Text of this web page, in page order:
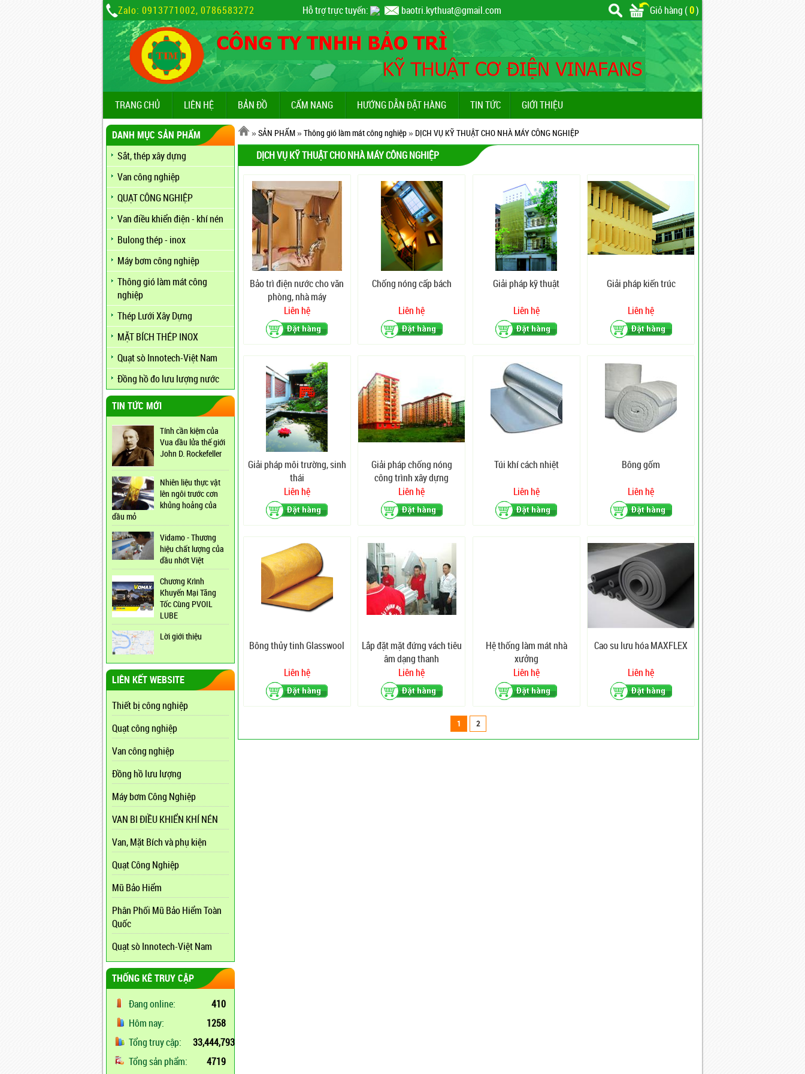
Zalo: 0913771002, 0786583272 Hỗ trợ trực tuyến: baotri.kythuat@gmail.com Giỏ hàng (0)
TRANG CHỦ LIÊN HỆ BẢN ĐỒ CẨM NANG HƯỚNG DẪN ĐẶT HÀNG TIN TỨC GIỚI THIỆU
DANH MỤC SẢN PHẨM
Sắt, thép xây dựng
Van công nghiệp
QUẠT CÔNG NGHIỆP
Van điều khiển điện - khí nén
Bulong thép - inox
Máy bơm công nghiệp
Thông gió làm mát công
nghiệp
Thép Lưới Xây Dựng
MẶT BÍCH THÉP INOX
Quạt sò Innotech-Việt Nam
Đồng hồ đo lưu lượng nước
TIN TỨC MỚI
Tính cần kiệm của
Vua dầu lửa thế giới
John D. Rockefeller
Nhiên liệu thực vật
lên ngôi trước cơn
khủng hoảng của
dầu mỏ
Vidamo - Thương
hiệu chất lượng của
dầu nhớt Việt
Chương Krình
Khuyến Mại Tăng
Tốc Cùng PVOIL
LUBE
Lời giới thiệu
LIÊN KẾT WEBSITE
Thiết bị công nghiệp
Quạt công nghiệp
Van công nghiệp
Đồng hồ lưu lượng
Máy bơm Công Nghiệp
VAN BI ĐIỀU KHIỂN KHÍ NÉN
Van, Mặt Bích và phụ kiện
Quạt Công Nghiệp
Mũ Bảo Hiểm
Phân Phối Mũ Bảo Hiểm Toàn
Quốc
Quạt sò Innotech-Việt Nam
THỐNG KÊ TRUY CẬP
Đang online:
410
Hôm nay:
1258
Tổng truy cập:
33,444,793
Tổng sản phẩm:
4719
»SẢN PHẨM»Thông gió làm mát công nghiệp» DỊCH VỤ KỸ THUẬT CHO NHÀ MÁY CÔNG NGHIỆP
DỊCH VỤ KỸ THUẬT CHO NHÀ MÁY CÔNG NGHIỆP
Bảo trì điện nước cho văn
phòng, nhà máy
Liên hệ
Chống nóng cấp bách
Liên hệ
Giải pháp kỹ thuật
Liên hệ
Giải pháp kiến trúc
Liên hệ
Giải pháp môi trường, sinh
thái
Liên hệ
Giải pháp chống nóng
công trình xây dựng
Liên hệ
Túi khí cách nhiệt
Liên hệ
Bông gốm
Liên hệ
Bông thủy tinh Glasswool
Liên hệ
Lắp đặt mặt đứng vách tiêu
âm dạng thanh
Liên hệ
Hệ thống làm mát nhà
xưởng
Liên hệ
Cao su lưu hóa MAXFLEX
Liên hệ
1 2